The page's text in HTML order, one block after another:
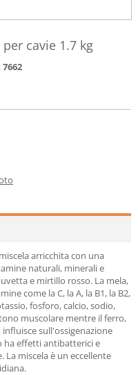
cavie 1.7 kg
7662
arricchita con una
naturali, minerali e
e mirtillo rosso. La mela,
come la C, la A, la B1, la B2,
fosforo, calcio, sodio,
muscolare mentre il ferro,
sull'ossigenazione
ha effetti antibatterici e
miscela è un eccellente